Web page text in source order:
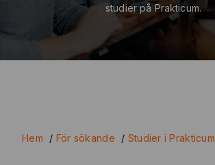
studier på Prakticum.
Hem / För sökande / Studier i Prakticum